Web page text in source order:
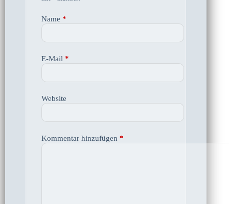
Name *
E-Mail *
Website
Kommentar hinzufügen *